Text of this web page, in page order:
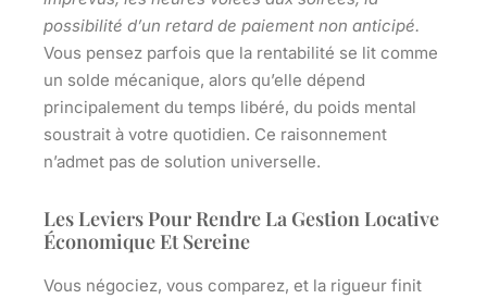
possibilité d’un retard de paiement non anticipé.
Vous pensez parfois que la rentabilité se lit comme
un solde mécanique, alors qu’elle dépend
principalement du temps libéré, du poids mental
soustrait à votre quotidien. Ce raisonnement
n’admet pas de solution universelle.
Les Leviers Pour Rendre La Gestion Locative
Économique Et Sereine
Vous négociez, vous comparez, et la rigueur finit